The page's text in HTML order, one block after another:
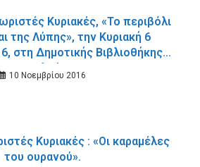
Κυριακές, «Το περιβόλι
της Λύπης», την Κυριακή 6
στη Δημοτικής Βιβλιοθήκης
Σταλού.
10 Νοεμβρίου 2016
Κυριακές : «Οι καραμέλες
του ουρανού».